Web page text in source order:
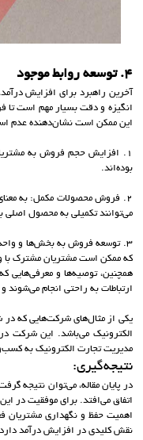
4. توسعه روابط موجود
آخرین راهبرد برای افزایش
انگیزه و دقت بسیار مهم است تا
این ممکن است نشان‌دهنده عدم
1. افزایش حجم فروش به
بوده‌اند.
2. فروش محصولات مکمل: به
می‌توانند تکمیلی به محصول اصلی
3. توسعه فروش به بخش‌ها و
که ممکن است مشتریان مشترک با
همچنین، توصیه‌ها و معرفی‌هایی
ارتباطات به راحتی انجام می‌شوند
یکی از مثال‌های شرکت‌هایی که در
مدیریت تجارت الکترونیک به
نتیجه‌گیری:
در پایان مقاله، می‌توان نتیجه
اتفاق می‌افتد. برای موفقیت در
اهمیت حفظ و نگهداری مشتریان
نقش کلیدی در افزایش درآمد